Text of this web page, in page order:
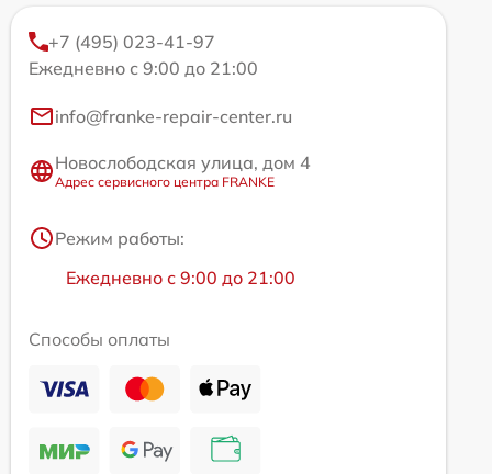
+7 (495) 023-41-97
Ежедневно с 9:00 до 21:00
info@franke-repair-center.ru
Новослободская улица, дом 4
Адрес сервисного центра FRANKE
Режим работы:
Ежедневно с 9:00 до 21:00
Способы оплаты